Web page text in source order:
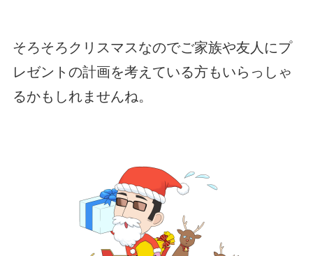
そろそろクリスマスなのでご家族や友人にプ
レゼントの計画を考えている方もいらっしゃ
るかもしれませんね。